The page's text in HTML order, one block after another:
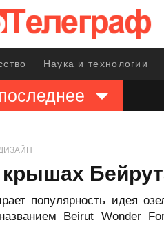
Наука и технологии
популярность идея
Beirut Wonder